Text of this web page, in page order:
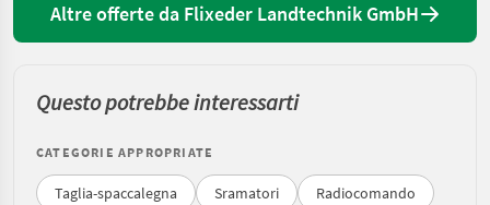
Altre offerte da Flixeder Landtechnik GmbH
Questo potrebbe interessarti
CATEGORIE APPROPRIATE
Taglia-spaccalegna Sramatori
Radiocomando